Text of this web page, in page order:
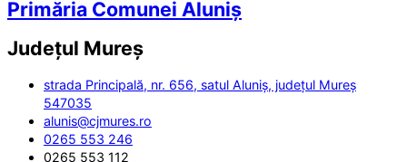
Primăria Comunei Aluniș
Județul Mureș
strada Principală, nr. 656, satul Aluniș, județul Mureș
547035
alunis@cjmures.ro
0265 553 246
0265 553 112